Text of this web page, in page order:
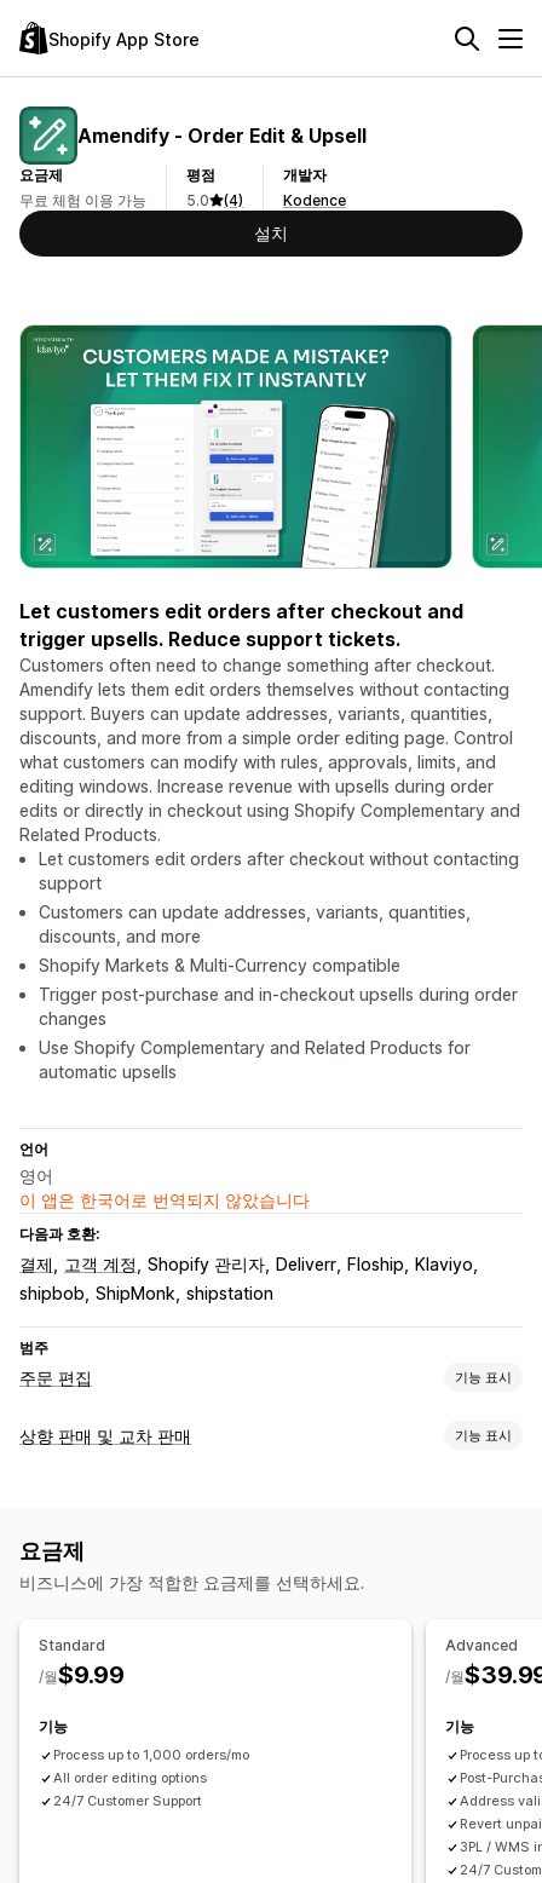
Shopify App Store
Amendify ‑ Order Edit & Upsell
요금제
무료 체험 이용 가능
평점
5.0
(4)
개발자
Kodence
설치
Let customers edit orders after checkout and
trigger upsells. Reduce support tickets.
Customers often need to change something after checkout.
Amendify lets them edit orders themselves without contacting
support. Buyers can update addresses, variants, quantities,
discounts, and more from a simple order editing page. Control
what customers can modify with rules, approvals, limits, and
editing windows. Increase revenue with upsells during order
edits or directly in checkout using Shopify Complementary and
Related Products.
Let customers edit orders after checkout without contacting
support
Customers can update addresses, variants, quantities,
discounts, and more
Shopify Markets & Multi-Currency compatible
Trigger post-purchase and in-checkout upsells during order
changes
Use Shopify Complementary and Related Products for
automatic upsells
언어
영어
이 앱은 한국어로 번역되지 않았습니다
다음과 호환:
결제 고객 계정 Shopify 관리자 Deliverr Floship
Klaviyo
shipbob ShipMonk shipstation
범주
주문 편집 기능 표시
주문 업데이트
주문 관리
태그 지정
분석
상향 판매 및 교차 판매 기능 표시
제안 및 권장 사항
분석
요금제
비즈니스에 가장 적합한 요금제를 선택하세요.
Standard
$9.99
/월
기능
Process up to 1,000 orders/mo
All order editing options
24/7 Customer Support
Advanced
/월
기능
Process up
Post-
Address
Revert
3PL / WMS
24/7